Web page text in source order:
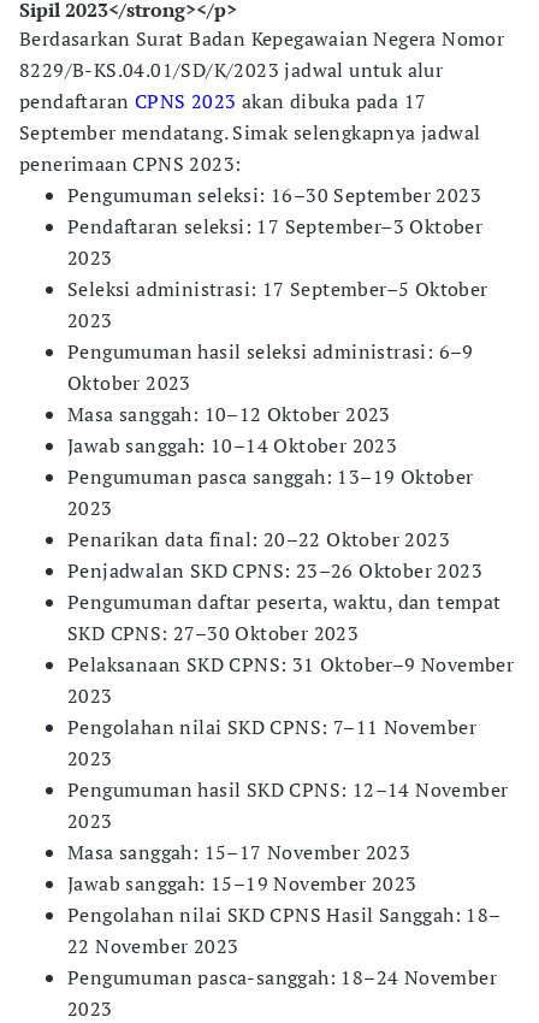
Sipil 2023</strong></p>
Berdasarkan Surat Badan Kepegawaian Negera Nomor
8229/B-KS.04.01/SD/K/2023 jadwal untuk alur
pendaftaran CPNS 2023 akan dibuka pada 17
September mendatang. Simak selengkapnya jadwal
penerimaan CPNS 2023:
Pengumuman seleksi: 16–30 September 2023
Pendaftaran seleksi: 17 September–3 Oktober
2023
Seleksi administrasi: 17 September–5 Oktober
2023
Pengumuman hasil seleksi administrasi: 6–9
Oktober 2023
Masa sanggah: 10–12 Oktober 2023
Jawab sanggah: 10–14 Oktober 2023
Pengumuman pasca sanggah: 13–19 Oktober
2023
Penarikan data final: 20–22 Oktober 2023
Penjadwalan SKD CPNS: 23–26 Oktober 2023
Pengumuman daftar peserta, waktu, dan tempat
SKD CPNS: 27–30 Oktober 2023
Pelaksanaan SKD CPNS: 31 Oktober–9 November
2023
Pengolahan nilai SKD CPNS: 7–11 November
2023
Pengumuman hasil SKD CPNS: 12–14 November
2023
Masa sanggah: 15–17 November 2023
Jawab sanggah: 15–19 November 2023
Pengolahan nilai SKD CPNS Hasil Sanggah: 18–
22 November 2023
Pengumuman pasca-sanggah: 18–24 November
2023